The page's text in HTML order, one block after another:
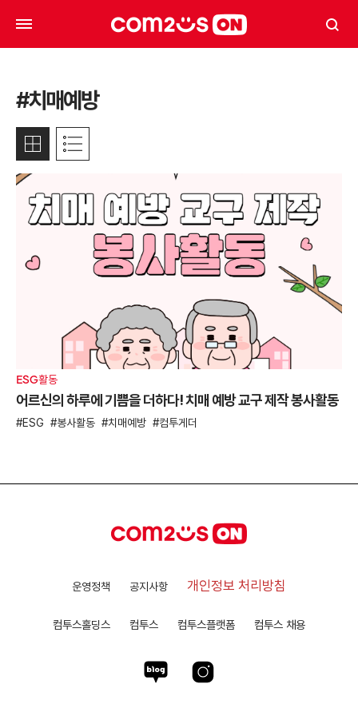
#치매예방
ESG활동
어르신의 하루에 기쁨을 더하다! 치매 예방 교구 제작 봉사활동
ESG 봉사활동 치매예방 컴투게더
운영정책 공지사항 개인정보 처리방침
컴투스홀딩스 컴투스 컴투스플랫폼 컴투스 채용